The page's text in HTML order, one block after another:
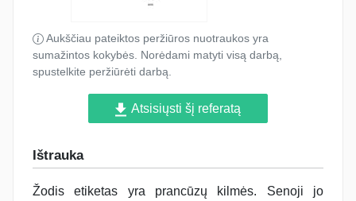
Aukščiau pateiktos peržiūros nuotraukos yra
sumažintos kokybės. Norėdami matyti visą darbą,
spustelkite peržiūrėti darbą.
Atsisiųsti šį referatą
Ištrauka
Žodis etiketas yra prancūzų kilmės. Senoji jo